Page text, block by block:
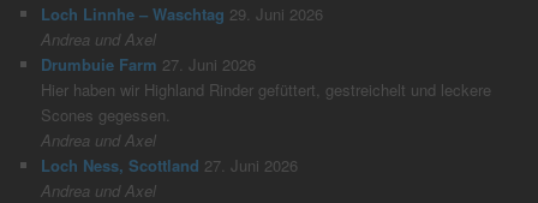
Loch Linnhe – Waschtag 29. Juni 2026
Andrea und Axel
Drumbuie Farm 27. Juni 2026
Hier haben wir Highland Rinder gefüttert, gestreichelt und leckere
Scones gegessen.
Andrea und Axel
Loch Ness, Scottland 27. Juni 2026
Andrea und Axel